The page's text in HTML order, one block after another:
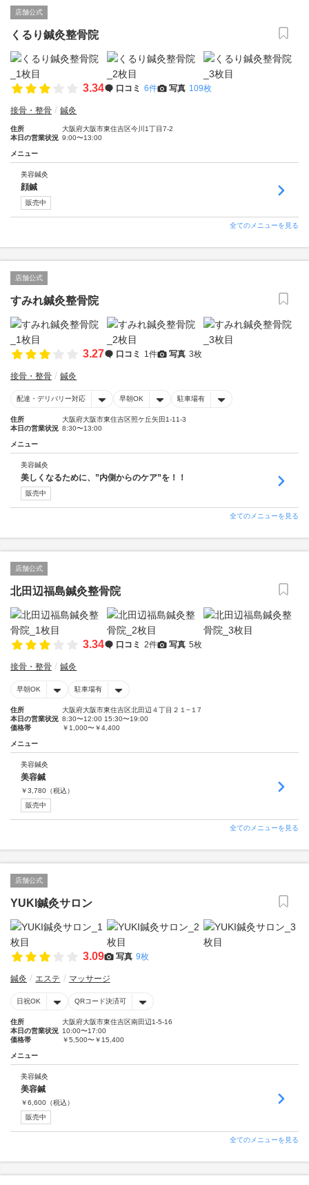
店舗公式
くるり鍼灸整骨院
3.34 口コミ 6件 写真 109枚
接骨・整骨 鍼灸
住所
大阪府大阪市東住吉区今川1丁目7-2
本日の営業状況 9:00〜13:00
メニュー
美容鍼灸
顔鍼
販売中
全てのメニューを見る
店舗公式
すみれ鍼灸整骨院
3.27 口コミ 1件 写真 3枚
接骨・整骨 鍼灸
配達・デリバリー対応 早朝OK 駐車場有
住所
大阪府大阪市東住吉区照ケ丘矢田1-11-3
本日の営業状況 8:30〜13:00
メニュー
美容鍼灸
美しくなるために、”内側からのケア”を！！
販売中
全てのメニューを見る
店舗公式
北田辺福島鍼灸整骨院
3.34 口コミ 2件 写真 5枚
接骨・整骨 鍼灸
早朝OK 駐車場有
住所
大阪府大阪市東住吉区北田辺４丁目２１−１7
本日の営業状況 8:30〜12:00 15:30〜19:00
価格帯
￥1,000〜￥4,400
メニュー
美容鍼灸
美容鍼
￥3,780 （税込）
販売中
全てのメニューを見る
店舗公式
YUKI鍼灸サロン
3.09 写真 9枚
鍼灸 エステ マッサージ
日祝OK QRコード決済可
住所
大阪府大阪市東住吉区南田辺1-5-16
本日の営業状況 10:00〜17:00
価格帯
￥5,500〜￥15,400
メニュー
美容鍼灸
美容鍼
￥6,600 （税込）
販売中
全てのメニューを見る